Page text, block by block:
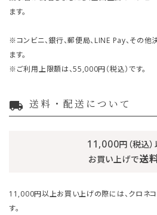
ます。
※コンビニ、銀行、郵便局、LINE Pay、その
ます。
※ご利用上限額は、55,000円（税込）です。
local_shipping 送料・配送について
11,000円（税込
お買い上げで送
11,000円以上お買い上げの際には、クロネ
す。